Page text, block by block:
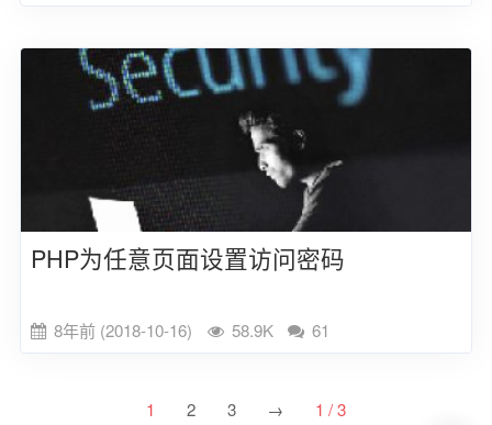
PHP为任意页面设置访问密码
8年前 (2018-10-16) 58.9K 61
1 2 3 → 1 / 3